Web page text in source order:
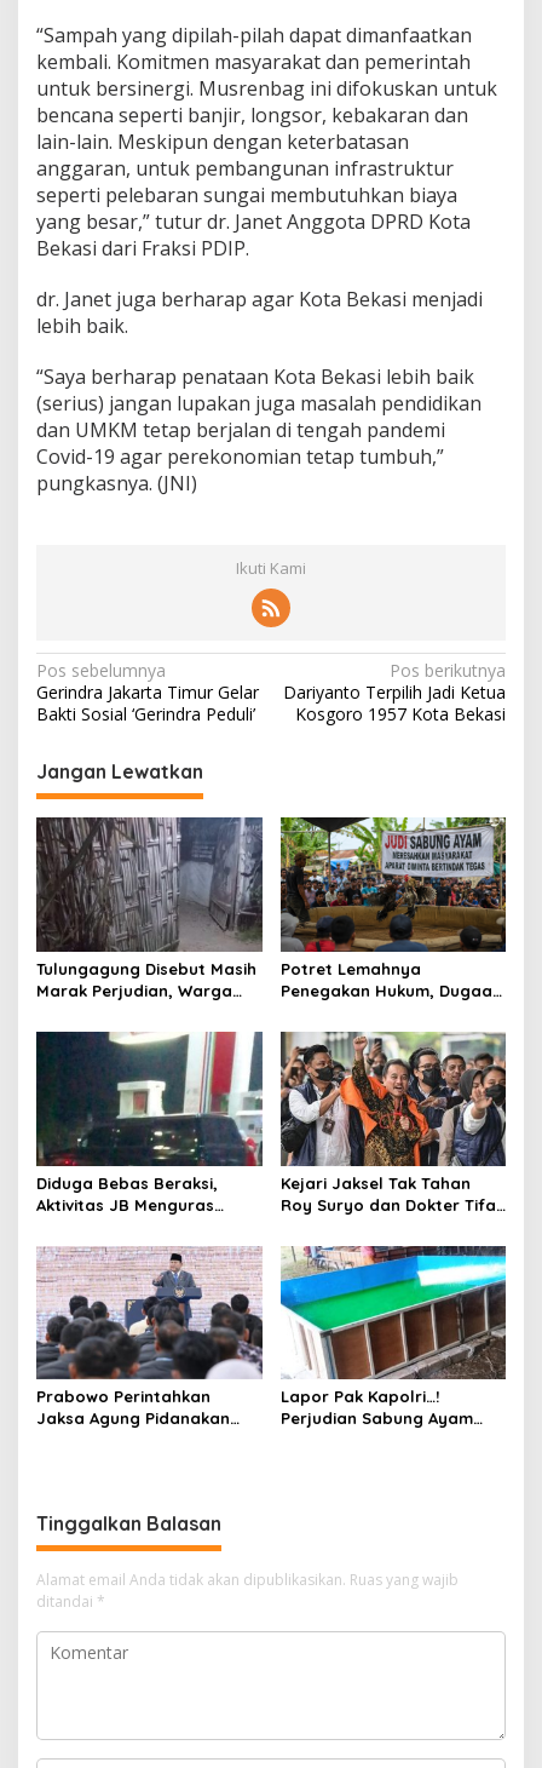
“Sampah yang dipilah-pilah dapat dimanfaatkan
kembali. Komitmen masyarakat dan pemerintah
untuk bersinergi. Musrenbag ini difokuskan untuk
bencana seperti banjir, longsor, kebakaran dan
lain-lain. Meskipun dengan keterbatasan
anggaran, untuk pembangunan infrastruktur
seperti pelebaran sungai membutuhkan biaya
yang besar,” tutur dr. Janet Anggota DPRD Kota
Bekasi dari Fraksi PDIP.
dr. Janet juga berharap agar Kota Bekasi menjadi
lebih baik.
“Saya berharap penataan Kota Bekasi lebih baik
(serius) jangan lupakan juga masalah pendidikan
dan UMKM tetap berjalan di tengah pandemi
Covid-19 agar perekonomian tetap tumbuh,”
pungkasnya. (JNI)
Ikuti Kami
N
a
i
g
a
s
i
p
o
Pos sebelumnya
Gerindra Jakarta Timur Gelar
Bakti Sosial ‘Gerindra Peduli’
Pos berikutnya
Dariyanto Terpilih Jadi Ketua
Kosgoro 1957 Kota Bekasi
Jangan Lewatkan
Tulungagung Disebut Masih
Marak Perjudian, Warga
hingga Usut Dugaan Beking
Potret Lemahnya
Penegakan Hukum, Dugaan
Tulungagung Tuai Sorotan
Diduga Bebas Beraksi,
Aktivitas JB Menguras
Bojonegoro Jadi Sorotan
Warga
Kejari Jaksel Tak Tahan
Roy Suryo dan Dokter Tifa,
Keluarga dan Kepastian
Hukum
Prabowo Perintahkan
Jaksa Agung Pidanakan
Lapor Pak Kapolri…!
Perjudian Sabung Ayam
Tinggalkan Balasan
Alamat email Anda tidak akan dipublikasikan. Ruas yang wajib
ditandai *